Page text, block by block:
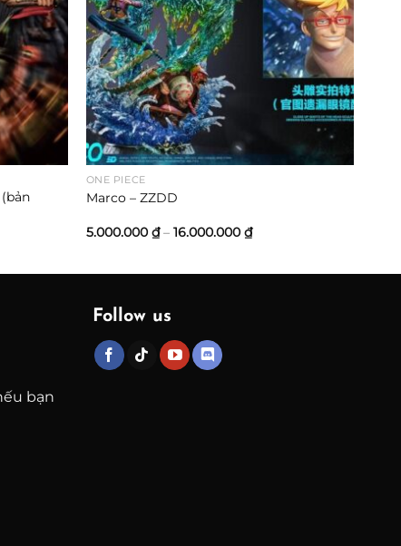
ONE PIECE
Marco – ZZDD
5.000.000₫ – 16.000.000₫Khoảng
giá:
bạn
Follow us